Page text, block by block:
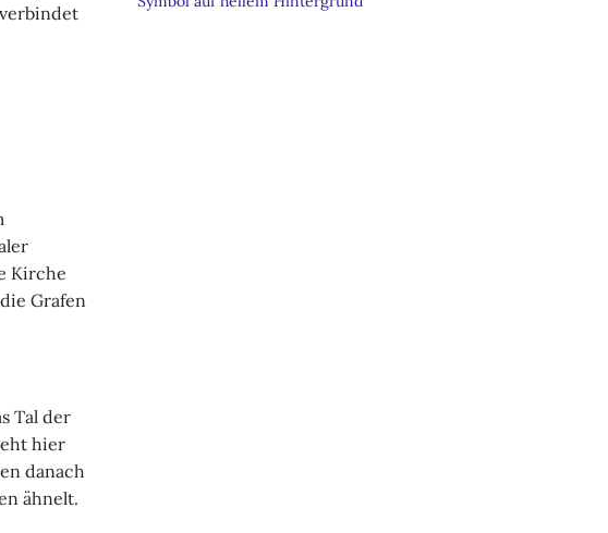
Kirche
Grafen
Tal der
hier
danach
ähnelt.